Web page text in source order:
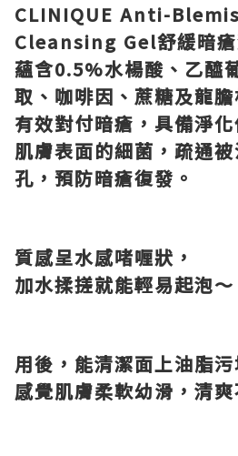
CLINIQUE Anti-
Cleansing Gel舒緩暗
蘊含0.5%水楊酸、乙醯
取、咖啡因、蔗糖及龍膽
有效對付暗瘡，具備淨
肌膚表面的細菌，疏通
孔，預防暗瘡復發。
質感呈水感啫喱狀，
加水揉搓就能輕易起泡～
用後，能清潔面上油脂
感覺肌膚柔軟幼滑，清爽